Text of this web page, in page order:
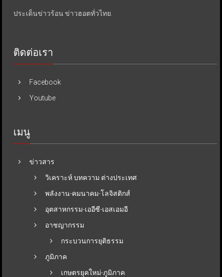
ประเด็นข่าวร้อน ข่าวฮอตทั่วไทย.
ติดต่อเรา
Facebook
Youtube
เมนู
ข่าวสาร
วิเคราะห์ บทความ ต่างประเทศ
พลังงาน-คมนาคม-โลจิสติกส์
อุตสาหกรรม-เออีซี-เอสเอมอี
อาชญากรรม
กระบวนการยุติธรรม
ภูมิภาค
เกษตรยุคใหม่-ภูมิภาค